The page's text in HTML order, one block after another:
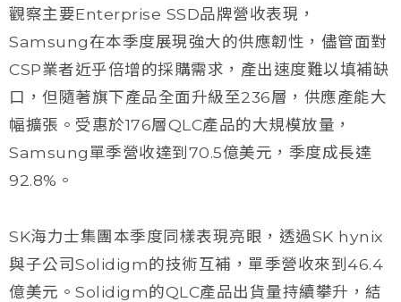
觀察主要Enterprise SSD品牌營收表現，
Samsung在本季度展現強大的供應韌性，儘管面對
CSP業者近乎倍增的採購需求，產出速度難以填補缺
口，但隨著旗下產品全面升級至236層，供應產能大
幅擴張。受惠於176層QLC產品的大規模放量，
Samsung單季營收達到70.5億美元，季度成長達
92.8%。
SK海力士集團本季度同樣表現亮眼，透過SK hynix
與子公司Solidigm的技術互補，單季營收來到46.4
億美元。Solidigm的QLC產品出貨量持續攀升，結